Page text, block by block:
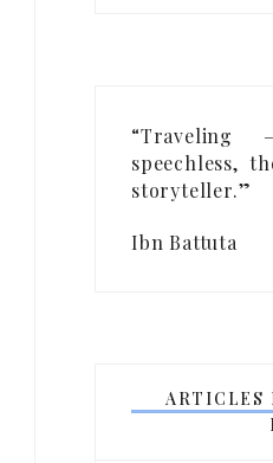
speechless,
storyteller.”
Ibn Battuta
ARTICLES